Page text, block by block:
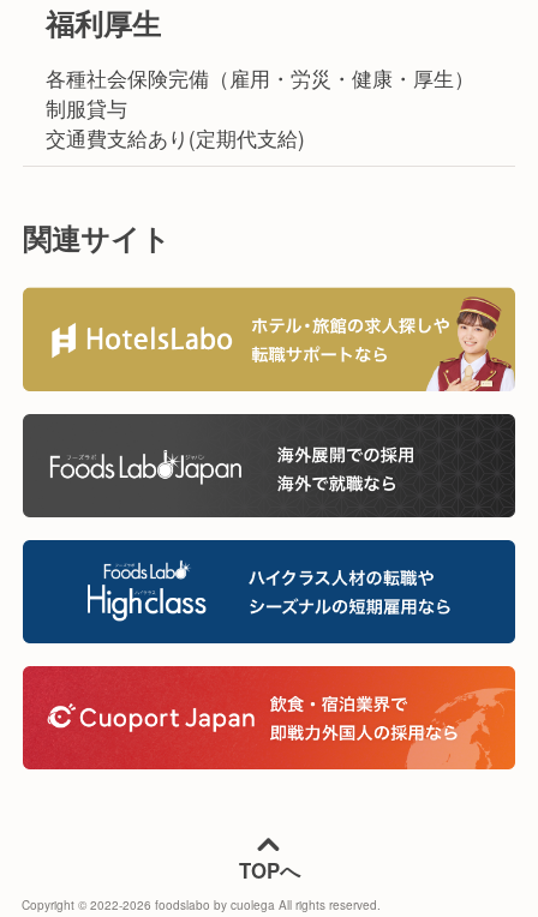
福利厚生
各種社会保険完備（雇用・労災・健康・厚生）
制服貸与
交通費支給あり(定期代支給)
関連サイト
TOPへ
Copyright © 2022-2026 foodslabo by cuolega All rights reserved.